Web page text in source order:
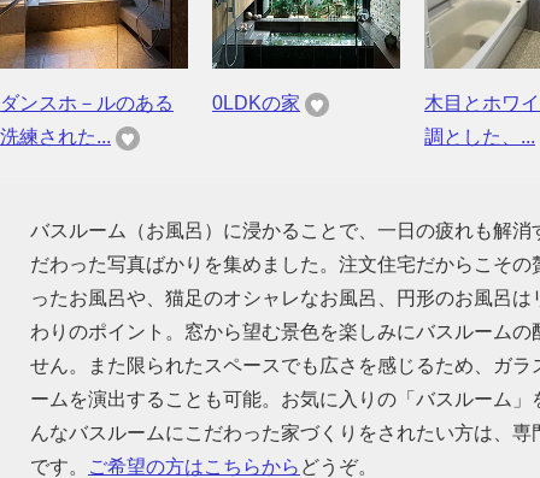
ダンスホ－ルのある
洗練された...
0LDKの家
木目とホワ
調とした、...
バスルーム（お風呂）に浸かることで、一日の疲れも解
だわった写真ばかりを集めました。注文住宅だからこそ
ったお風呂や、猫足のオシャレなお風呂、円形のお風呂
わりのポイント。窓から望む景色を楽しみにバスルーム
せん。また限られたスペースでも広さを感じるため、ガ
ームを演出することも可能。お気に入りの「バスルーム
んなバスルームにこだわった家づくりをされたい方は、
です。
ご希望の方はこちらから どうぞ。